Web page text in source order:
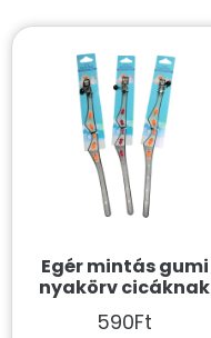
Egér mintás gumi
nyakörv cicáknak
590Ft